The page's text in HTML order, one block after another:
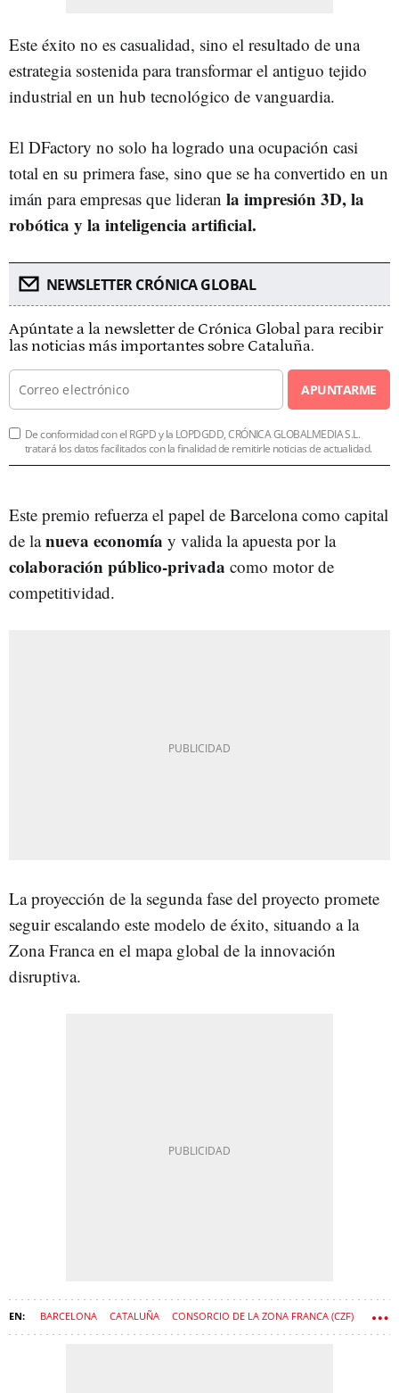
Este éxito no es casualidad, sino el resultado de una
estrategia sostenida para transformar el antiguo tejido
industrial en un hub tecnológico de vanguardia.
El DFactory no solo ha logrado una ocupación casi
total en su primera fase, sino que se ha convertido en un
imán para empresas que lideran la impresión 3D, la
robótica y la inteligencia artificial.
NEWSLETTER CRÓNICA GLOBAL
Apúntate a la newsletter de Crónica Global para recibir
las noticias más importantes sobre Cataluña.
APUNTARME
De conformidad con el RGPD y la LOPDGDD, CRÓNICA GLOBALMEDIA S.L.
tratará los datos facilitados con la finalidad de remitirle noticias de actualidad.
Este premio refuerza el papel de Barcelona como capital
de lanueva economía y valida la apuesta por la
colaboración público-privada como motor de
competitividad.
La proyección de la segunda fase del proyecto promete
seguir escalando este modelo de éxito, situando a la
Zona Franca en el mapa global de la innovación
disruptiva.
BARCELONA CATALUÑA CONSORCIO DE LA ZONA FRANCA (CZF)